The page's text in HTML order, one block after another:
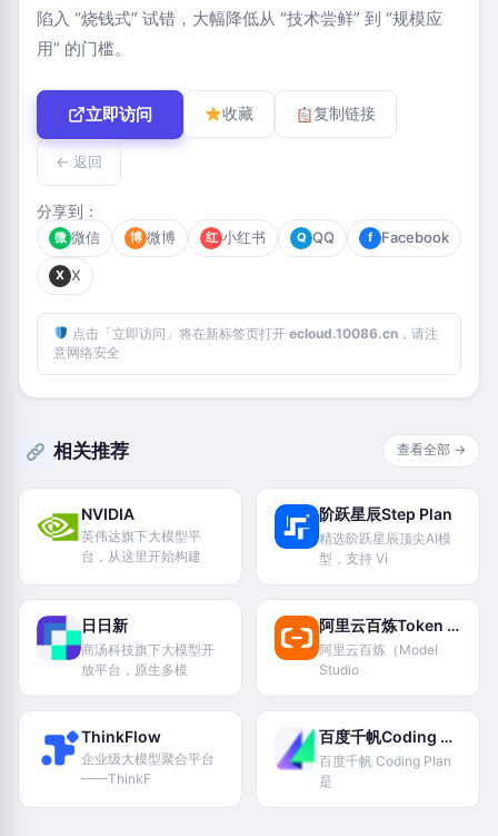
陷入 “烧钱式” 试错，大幅降低从 “技术尝鲜” 到 “规模应
用” 的门槛。
立即访问 收藏 复制链接
← 返回
分享到：
微 微信 博 微博 红 小红书 Q QQ f Facebook
X X
点击「立即访问」将在新标签页打开 ecloud.10086.cn，请注
意网络安全
相关推荐 查看全部 →
NVIDIA
英伟达旗下大模型平
台，从这里开始构建
阶跃星辰Step Plan
精选阶跃星辰顶尖Al模
型，支持 Vi
日日新
商汤科技旗下大模型开
放平台，原生多模
阿里云百炼Token Plan
阿里云百炼（Model
Studio
ThinkFlow
企业级大模型聚合平台
——ThinkF
百度千帆Coding Plan
百度千帆 Coding Plan
是